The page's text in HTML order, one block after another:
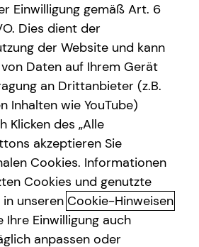
Netzwerk:
für dich da!
bedeutet für mich die 100%ige
individuellen Wünsche und
beleuchten wir alle Aspekte für
Einwilligung gemäß Art. 6
Dies dient der
der Website und kann
Daten auf Ihrem Gerät
an Drittanbieter (z.B.
Inhalten wie YouTube)
Klicken des „Alle
akzeptieren Sie
Cookies. Informationen
Cookies und genutzte
unseren Cookie-Hinweisen
Ihre Einwilligung auch
anpassen oder